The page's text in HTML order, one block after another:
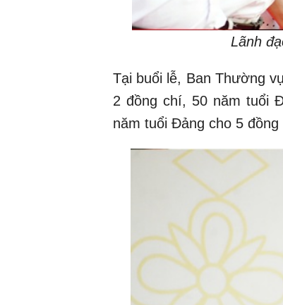
Lãnh
Tại buổi lễ, Ban Thường
2 đồng chí, 50 năm tuổi
năm tuổi Đảng cho 5